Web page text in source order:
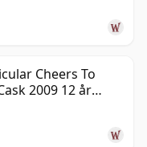
Cheers To
2009 12 år